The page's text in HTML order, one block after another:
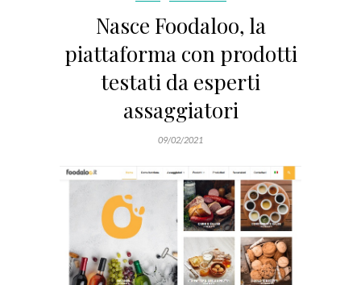
Nasce Foodaloo, la
piattaforma con prodotti
testati da esperti
assaggiatori
09/02/2021